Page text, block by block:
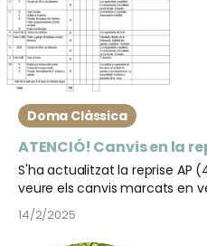
Doma Clàssica
ATENCIÓ! Canvis en la
S'ha actualitzat la reprise AP
veure els canvis marcats en
14/2/2025